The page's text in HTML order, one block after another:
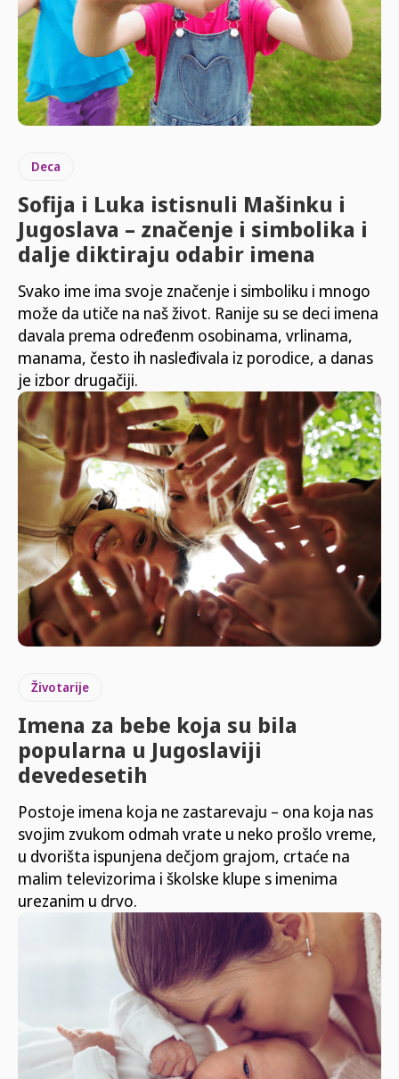
Deca
Sofija i Luka istisnuli Mašinku i
Jugoslava – značenje i simbolika i
dalje diktiraju odabir imena
Svako ime ima svoje značenje i simboliku i mnogo
može da utiče na naš život. Ranije su se deci imena
davala prema određenm osobinama, vrlinama,
manama, često ih nasleđivala iz porodice, a danas
je izbor drugačiji.
Životarije
Imena za bebe koja su bila
popularna u Jugoslaviji
devedesetih
Postoje imena koja ne zastarevaju – ona koja nas
svojim zvukom odmah vrate u neko prošlo vreme,
u dvorišta ispunjena dečjom grajom, crtaće na
malim televizorima i školske klupe s imenima
urezanim u drvo.